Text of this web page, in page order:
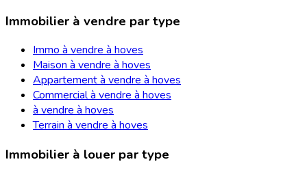
Immobilier à vendre par type
Immo à vendre à hoves
Maison à vendre à hoves
Appartement à vendre à hoves
Commercial à vendre à hoves
à vendre à hoves
Terrain à vendre à hoves
Immobilier à louer par type